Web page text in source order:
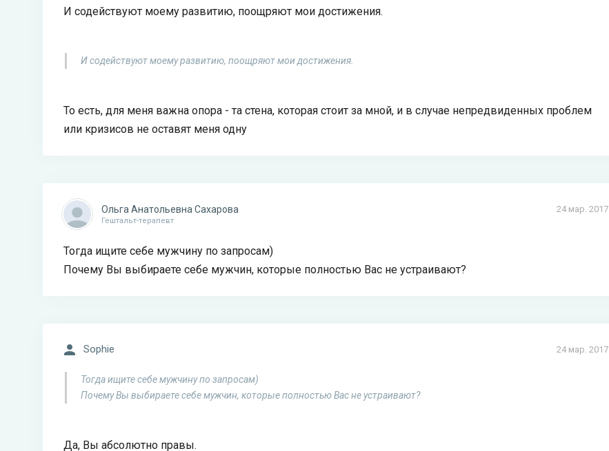
И содействуют моему развитию, поощряют мои достижения.
И содействуют моему развитию, поощряют мои достижения.
То есть, для меня важна опора - та стена, которая стоит за мной, и в случае непредвиденных проблем
или кризисов не оставят меня одну
24 мар. 2017
Ольга Анатольевна Сахарова
Гештальт-терапевт
Тогда ищите себе мужчину по запросам)
Почему Вы выбираете себе мужчин, которые полностью Вас не устраивают?
24 мар. 2017
Sophie
Тогда ищите себе мужчину по запросам)
Почему Вы выбираете себе мужчин, которые полностью Вас не устраивают?
Да, Вы абсолютно правы.